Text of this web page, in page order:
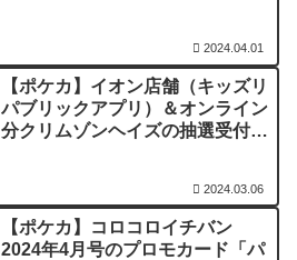
2024.04.01
【ポケカ】イオン店舗（キッズリ
パブリックアプリ）＆オンライン
分クリムゾンヘイズの抽選受付開
2024.03.06
【ポケカ】コロコロイチバン
2024年4月号のプロモカード「パ